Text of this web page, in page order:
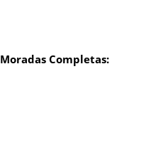
Moradas Completas: